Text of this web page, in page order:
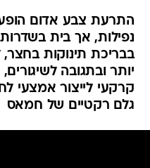
התרעת צבע אדום
נפילות, אך בית בשדרות
בבריכת תינוקות
יותר ובתגובה
קרקעי לייצור אמצעי
גלם רקטיים של חמאס